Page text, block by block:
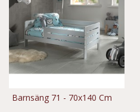
Barnsäng 71 - 70x140 Cm